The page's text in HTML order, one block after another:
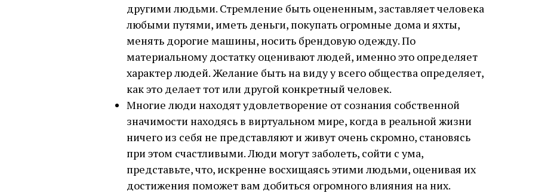
другими людьми. Стремление быть оцененным, заставляет человека
любыми путями, иметь деньги, покупать огромные дома и яхты,
менять дорогие машины, носить брендовую одежду. По
материальному достатку оценивают людей, именно это определяет
характер людей. Желание быть на виду у всего общества определяет,
как это делает тот или другой конкретный человек.
Многие люди находят удовлетворение от сознания собственной
значимости находясь в виртуальном мире, когда в реальной жизни
ничего из себя не представляют и живут очень скромно, становясь
при этом счастливыми. Люди могут заболеть, сойти с ума,
представьте, что, искренне восхищаясь этими людьми, оценивая их
достижения поможет вам добиться огромного влияния на них.